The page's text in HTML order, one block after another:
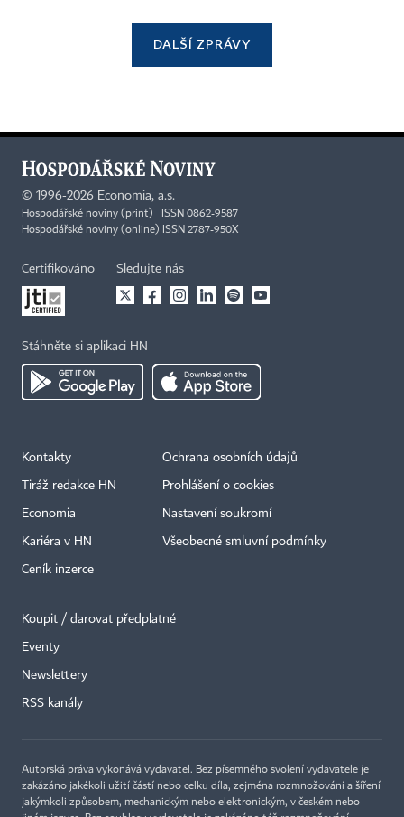
DALŠÍ ZPRÁVY
© 1996-2026 Economia, a.s.
Hospodářské noviny (print) ISSN 0862-9587
Hospodářské noviny (online) ISSN 2787-950X
Certifikováno Sledujte nás
Stáhněte si aplikaci HN
Kontakty
Tiráž redakce HN
Economia
Kariéra v HN
Ceník inzerce
Ochrana osobních údajů
Prohlášení o cookies
Nastavení soukromí
Všeobecné smluvní podmínky
Koupit / darovat předplatné
Eventy
Newslettery
RSS kanály
Autorská práva vykonává vydavatel. Bez písemného svolení vydavatele je
zakázáno jakékoli užití částí nebo celku díla, zejména rozmnožování a šíření
jakýmkoli způsobem, mechanickým nebo elektronickým, v českém nebo